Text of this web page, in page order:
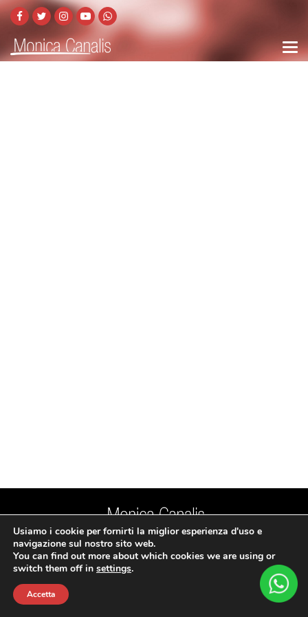
Mail:monica.canalis@gmail.com
© 2022 Monica Canalis. Tutti i diritti riservati. Realizzato da Liquid
Privacy e Cookies Policy
Usiamo i cookie per fornirti la miglior esperienza d'uso e
navigazione sul nostro sito web.
You can find out more about which cookies we are using or
switch them off in settings.
Accetta